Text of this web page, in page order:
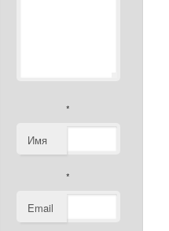
Имя
*
Email
*